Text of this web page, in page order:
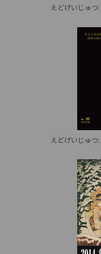
えどげいじゅつ
えどげいじゅつ